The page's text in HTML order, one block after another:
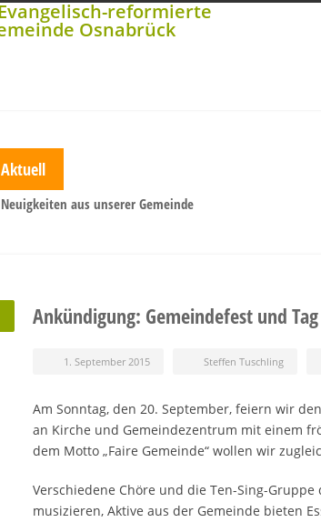
Aktuell
Neuigkeiten aus unserer Gemeinde
Ankündigung: Gemeindefest und
1. September 2015 Steffen Tuschling
Am Sonntag, den 20. September, feiern wir
an Kirche und Gemeindezentrum mit einem
dem Motto „Faire Gemeinde“ wollen wir
Verschiedene Chöre und die Ten-Sing-
musizieren, Aktive aus der Gemeinde bieten